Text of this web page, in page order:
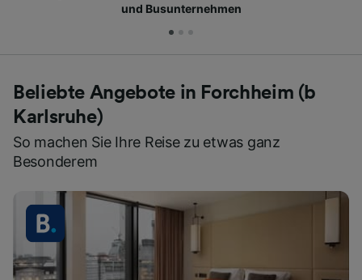
und Busunternehmen
Beliebte Angebote in Forchheim (b
Karlsruhe)
So machen Sie Ihre Reise zu etwas ganz
Besonderem